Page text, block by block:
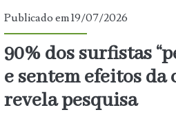
Publicado em 19/07/2026
90% dos surfistas
e sentem efeitos
revela pesquisa